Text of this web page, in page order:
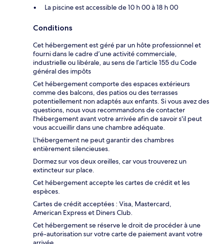
La piscine est accessible de 10 h 00 à 18 h 00
Conditions
Cet hébergement est géré par un hôte professionnel et
fourni dans le cadre d’une activité commerciale,
industrielle ou libérale, au sens de l’article 155 du Code
général des impôts
Cet hébergement comporte des espaces extérieurs
comme des balcons, des patios ou des terrasses
potentiellement non adaptés aux enfants. Si vous avez des
questions, nous vous recommandons de contacter
l'hébergement avant votre arrivée afin de savoir s'il peut
vous accueillir dans une chambre adéquate.
L'hébergement ne peut garantir des chambres
entièrement silencieuses.
Dormez sur vos deux oreilles, car vous trouverez un
extincteur sur place.
Cet hébergement accepte les cartes de crédit et les
espèces.
Cartes de crédit acceptées : Visa, Mastercard,
American Express et Diners Club.
Cet hébergement se réserve le droit de procéder à une
pré-autorisation sur votre carte de paiement avant votre